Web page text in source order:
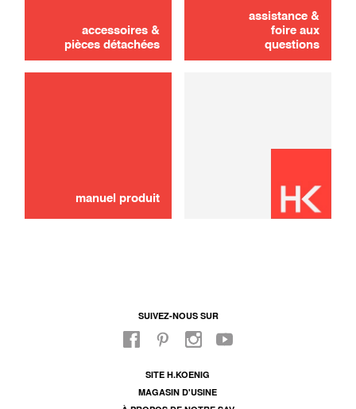
accessoires &
pièces détachées
assistance &
foire aux
questions
manuel produit
SUIVEZ-NOUS SUR
SITE H.KOENIG
MAGASIN D'USINE